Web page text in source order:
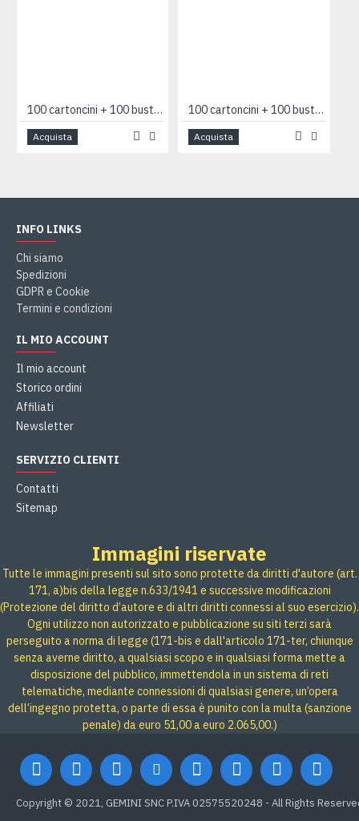
100 cartoncini + 100 buste 7x11 AZZURRO
Acquista
100 cartoncini + 100 buste 7x11 bianco F4
Acquista
INFO LINKS
Chi siamo
Spedizioni
GDPR e Cookie
Termini e condizioni
IL MIO ACCOUNT
Il mio account
Storico ordini
Affiliati
Newsletter
SERVIZIO CLIENTI
Contatti
Sitemap
Immagini riservate
Tutte le immagini presenti sul sito sono protette da diritti d'autore (art.
171, a)bis della legge n.633/1941 e successive modificazioni
(Protezione del diritto d’autore e di altri diritti connessi al suo esercizio).
Ogni utilizzo non autorizzato e pubblicazione su siti terzi sarà
perseguito a norma di legge (171-bis e dall'articolo 171-ter, chiunque
senza averne diritto, a qualsiasi scopo e in qualsiasi forma mette a
disposizione del pubblico, immettendola in un sistema di reti
telematiche, mediante connessioni di qualsiasi genere, un’opera
dell’ingegno protetta, o parte di essa è punito con la multa (sanzione
penale) da euro 51,00 a euro 2.065,00.)
Copyright © 2021, GEMINI SNC P.IVA 02575520248 - All Rights